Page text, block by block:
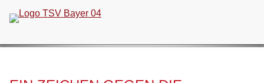
überspringen